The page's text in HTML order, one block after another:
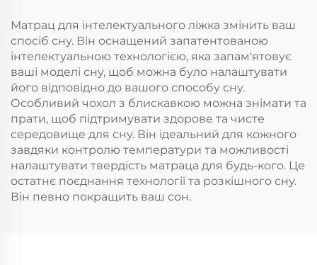
Матрац для інтелектуального ліжка змінить ваш
спосіб сну. Він оснащений запатентованою
інтелектуальною технологією, яка запам'ятовує
ваші моделі сну, щоб можна було налаштувати
його відповідно до вашого способу сну.
Особливий чохол з блискавкою можна знімати та
прати, щоб підтримувати здорове та чисте
середовище для сну. Він ідеальний для кожного
завдяки контролю температури та можливості
налаштувати твердість матраца для будь-кого. Це
остатнє поєднання технології та розкішного сну.
Він певно покращить ваш сон.